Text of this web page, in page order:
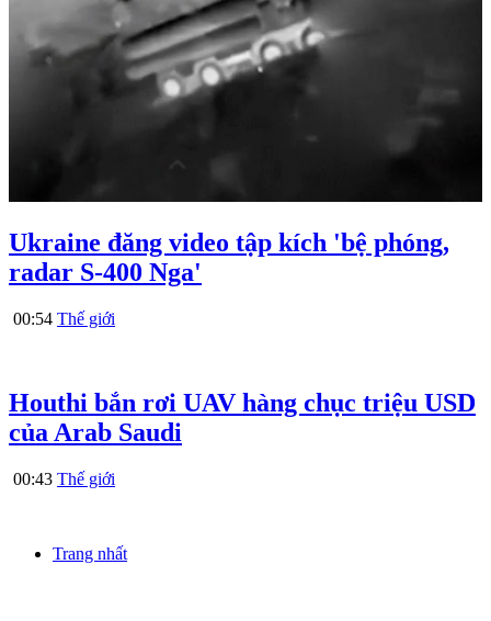
Ukraine đăng video tập kích 'bệ phóng,
radar S-400 Nga'
00:54 Thế giới
Houthi bắn rơi UAV hàng chục triệu USD
của Arab Saudi
00:43 Thế giới
Trang nhất